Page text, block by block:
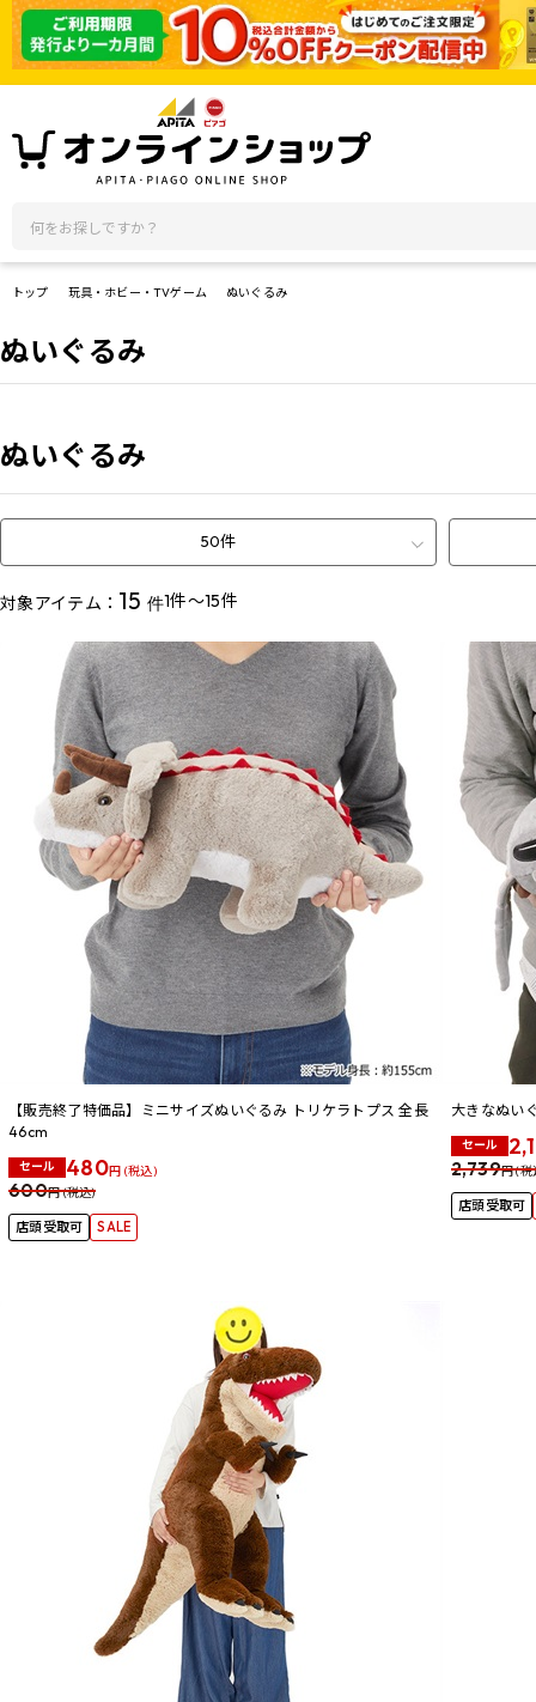
トップ 玩具・ホビー・TVゲーム ぬいぐるみ
ぬいぐるみ
ぬいぐるみ
50件
対象アイテム： 15 件1件～15件
【販売終了特価品】ミニサイズぬいぐるみ トリケラトプス 全長
46cm
セール 480円 (税込)
600円 (税込)
店頭受取可 SALE
大きなぬい
セール
2,739円 (税
店頭受取可